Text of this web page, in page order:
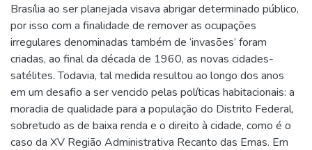
Brasília ao ser planejada visava abrigar determinado público,
por isso com a finalidade de remover as ocupações
irregulares denominadas também de ‘invasões’ foram
criadas, ao final da década de 1960, as novas cidades-
satélites. Todavia, tal medida resultou ao longo dos anos
em um desafio a ser vencido pelas políticas habitacionais: a
moradia de qualidade para a população do Distrito Federal,
sobretudo as de baixa renda e o direito à cidade, como é o
caso da XV Região Administrativa Recanto das Emas. Em